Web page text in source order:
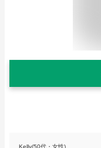
Kelly(50代・女性)